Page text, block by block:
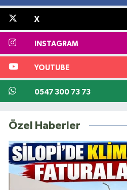
X
INSTAGRAM
YOUTUBE
0547 300 73 73
Özel Haberler